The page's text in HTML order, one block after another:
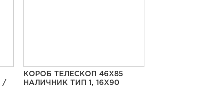
/
КОРОБ ТЕЛЕСКОП 46Х85
НАЛИЧНИК ТИП 1, 16Х90